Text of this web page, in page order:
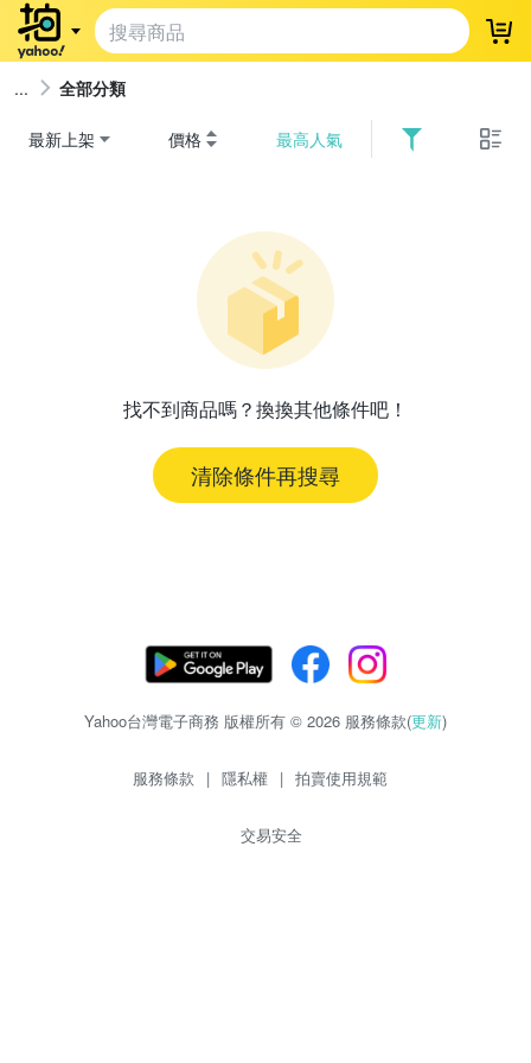
登
全部分類
最新上架 價格 最高人氣
找不到商品嗎？換換其他條件吧！
清除條件再搜尋
Yahoo台灣電子商務 版權所有 © 2026 服務條款(更新)
服務條款 | 隱私權 | 拍賣使用規範
交易安全